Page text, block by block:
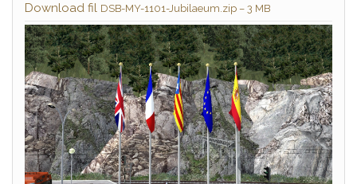
Download fil DSB-MY-1101-Jubilaeum.zip – 3 MB